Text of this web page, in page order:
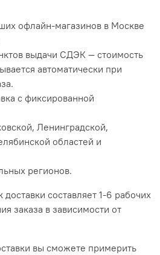
офлайн-магазинов в Москве
выдачи СДЭК — стоимость
автоматически при
с фиксированной
Ленинградской,
областей и
регионов.
составляет 1-6 рабочих
заказа в зависимости от
вы сможете примерить